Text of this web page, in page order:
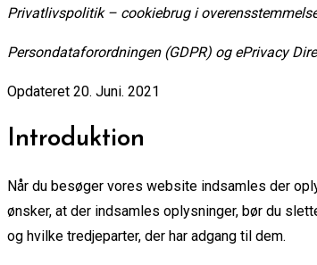
Privatlivspolitik – cookiebrug i
Persondataforordningen (GDPR) og ePrivacy
Opdateret 20. Juni. 2021
Introduktion
Når du besøger vores website indsamles der
ønsker, at der indsamles oplysninger, bør du
og hvilke tredjeparter, der har adgang til dem.